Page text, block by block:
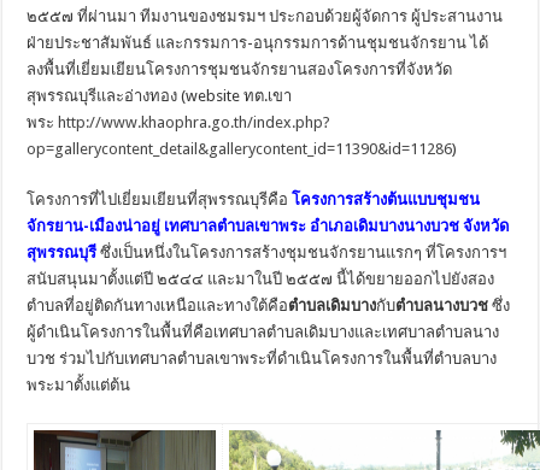
๒๕๕๗ ที่ผ่านมา ทีมงานของชมรมฯ ประกอบด้วยผู้จัดการ ผู้ประสานงาน
ฝ่ายประชาสัมพันธ์ และกรรมการ-อนุกรรมการด้านชุมชนจักรยาน ได้
ลงพื้นที่เยี่ยมเยียนโครงการชุมชนจักรยานสองโครงการที่จังหวัด
สุพรรณบุรีและอ่างทอง (website ทต.เขา
พระ http://www.khaophra.go.th/index.php?
op=gallerycontent_detail&gallerycontent_id=11390&id=11286)
โครงการที่ไปเยี่ยมเยียนที่สุพรรณบุรีคือ โครงการสร้างต้นแบบชุมชน
จักรยาน-เมืองน่าอยู่ เทศบาลตำบลเขาพระ อำเภอเดิมบางนางบวช จังหวัด
สุพรรณบุรี ซึ่งเป็นหนึ่งในโครงการสร้างชุมชนจักรยานแรกๆ ที่โครงการฯ
สนับสนุนมาตั้งแต่ปี ๒๕๔๔ และมาในปี ๒๕๕๗ นี้ได้ขยายออกไปยังสอง
ตำบลที่อยู่ติดกันทางเหนือและทางใต้คือตำบลเดิมบางกับตำบลนางบวช ซึ่ง
ผู้ดำเนินโครงการในพื้นที่คือเทศบาลตำบลเดิมบางและเทศบาลตำบลนาง
บวช ร่วมไปกับเทศบาลตำบลเขาพระที่ดำเนินโครงการในพื้นที่ตำบลบาง
พระมาตั้งแต่ต้น